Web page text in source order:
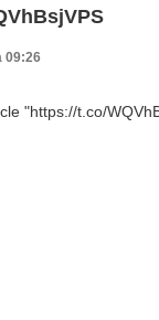
09:26